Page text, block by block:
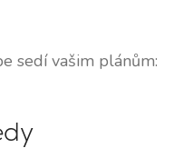
sedí vašim plánům: